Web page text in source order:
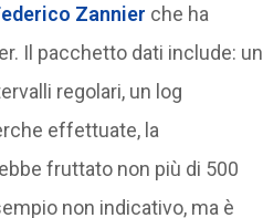
Zannier che ha
Il pacchetto dati include: un
regolari, un log
effettuate, la
fruttato non più di 500
non indicativo, ma è